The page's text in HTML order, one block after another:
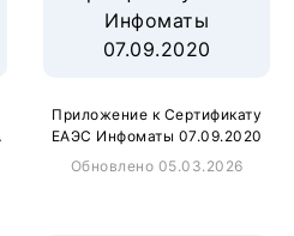
Приложение к Сертификату
ЕАЭС Инфоматы 07.09.2020
Обновлено 05.03.2026